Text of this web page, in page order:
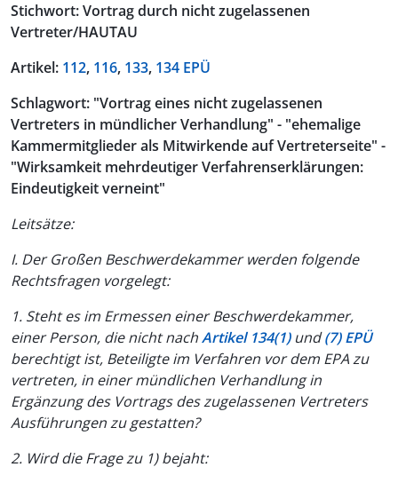
Stichwort: Vortrag durch nicht zugelassenen
Vertreter/HAUTAU
Artikel: 112, 116, 133, 134 EPÜ
Schlagwort: "Vortrag eines nicht zugelassenen
Vertreters in mündlicher Verhandlung" - "ehemalige
Kammermitglieder als Mitwirkende auf Vertreterseite" -
"Wirksamkeit mehrdeutiger Verfahrenserklärungen:
Eindeutigkeit verneint"
Leitsätze:
I. Der Großen Beschwerdekammer werden folgende
Rechtsfragen vorgelegt:
1. Steht es im Ermessen einer Beschwerdekammer,
einer Person, die nicht nachArtikel 134(1)und(7) EPÜ
berechtigt ist, Beteiligte im Verfahren vor dem EPA zu
vertreten, in einer mündlichen Verhandlung in
Ergänzung des Vortrags des zugelassenen Vertreters
Ausführungen zu gestatten?
2. Wird die Frage zu 1) bejaht: